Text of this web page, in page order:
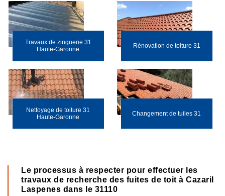
Travaux de zinguerie 31
Haute-Garonne
Rénovation de toiture 31
Nettoyage de toiture 31
Haute-Garonne
Changement de tuiles 31
Le processus à respecter pour effectuer les
travaux de recherche des fuites de toit à Cazaril
Laspenes dans le 31110